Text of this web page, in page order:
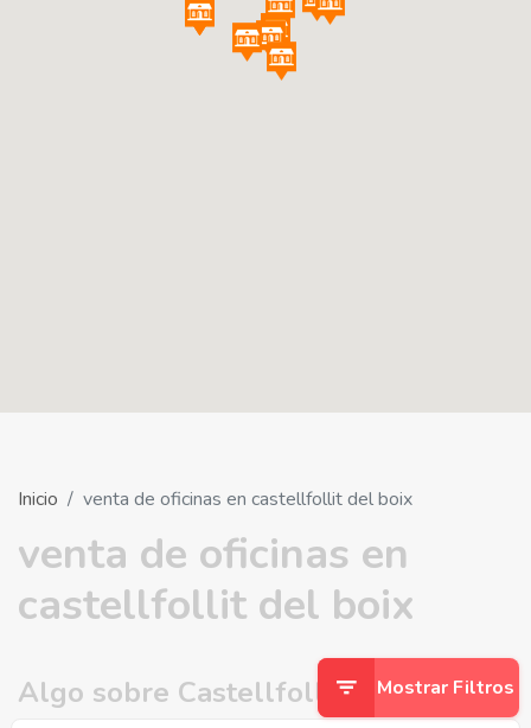
Inicio venta de oficinas en castellfollit del boix
venta de oficinas en
castellfollit del boix
Mostrar Filtros
Algo sobre Castellfollit del Boix